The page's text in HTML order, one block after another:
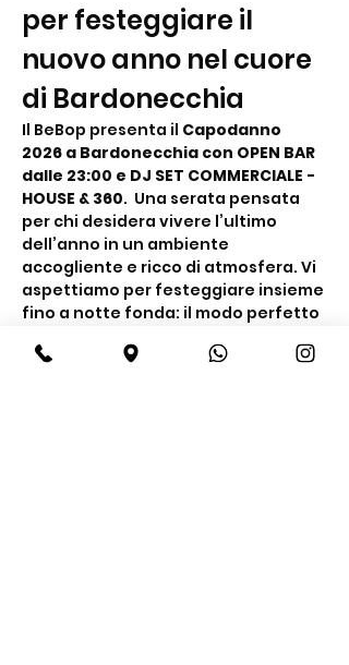
per festeggiare il
nuovo anno nel cuore
di Bardonecchia
Il BeBop presenta il Capodanno
2026 a Bardonecchia con OPEN BAR
dalle 23:00 e DJ SET COMMERCIALE -
HOUSE & 360.  Una serata pensata
per chi desidera vivere l’ultimo
dell’anno in un ambiente
accogliente e ricco di atmosfera. Vi
aspettiamo per festeggiare insieme
fino a notte fonda: il modo perfetto
Bardonecchia.